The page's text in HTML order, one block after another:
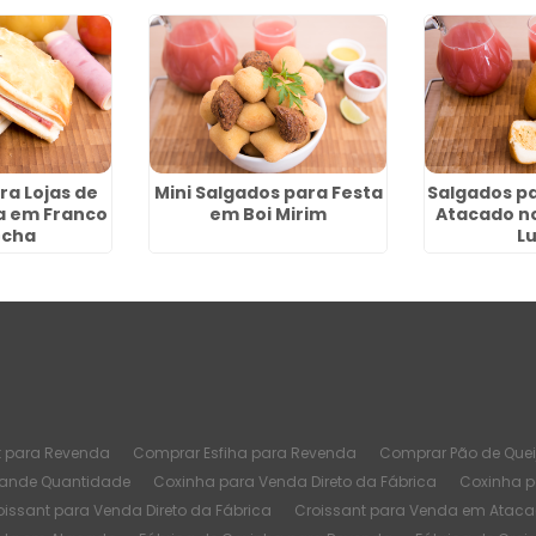
Lojas de
em Franco
Mini Salgados para Festa
em Boi Mirim
Salgados
Atacado
Revenda Comprar Esfiha para Revenda Comprar Pão de
Quantidade Coxinha para Venda Direto da Fábrica
Coxinha
para Venda Direto da Fábrica Croissant para Venda em